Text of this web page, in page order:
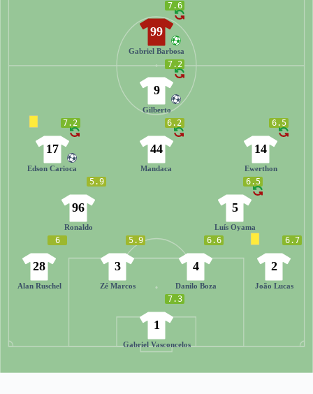
7.6
99
Gabriel Barbosa
7.3
1
Gabriel Vasconcelos
6
28
Alan Ruschel
5.9
3
Zé Marcos
6.6
4
Danilo Boza
6.7
2
João Lucas
5.9
96
Ronaldo
6.5
5
Luís Oyama
7.2
17
Edson Carioca
6.2
44
Mandaca
6.5
14
Ewerthon
7.2
9
Gilberto